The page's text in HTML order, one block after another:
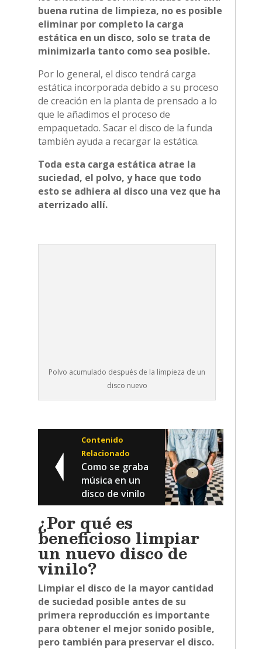
buena rutina de limpieza, no es posible
eliminar por completo la carga
estática en un disco, solo se trata de
minimizarla tanto como sea posible.
Por lo general, el disco tendrá carga
estática incorporada debido a su proceso
de creación en la planta de prensado a lo
que le añadimos el proceso de
empaquetado. Sacar el disco de la funda
también ayuda a recargar la estática.
Toda esta carga estática atrae la
suciedad, el polvo, y hace que todo
esto se adhiera al disco una vez que ha
aterrizado allí.
Polvo acumulado después de la limpieza de un
disco nuevo
Contenido
Relacionado
Como se graba
música en un
disco de vinilo
¿Por qué es
beneficioso limpiar
un nuevo disco de
vinilo?
Limpiar el disco de la mayor cantidad
de suciedad posible antes de su
primera reproducción es importante
para obtener el mejor sonido posible,
pero también para preservar el disco.